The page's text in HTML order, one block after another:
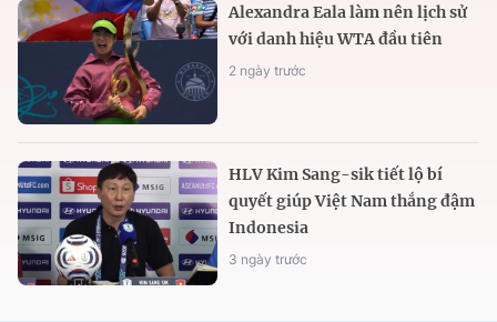
Alexandra Eala làm nên lịch sử
với danh hiệu WTA đầu tiên
2 ngày trước
HLV Kim Sang-sik tiết lộ bí
quyết giúp Việt Nam thắng đậm
Indonesia
3 ngày trước